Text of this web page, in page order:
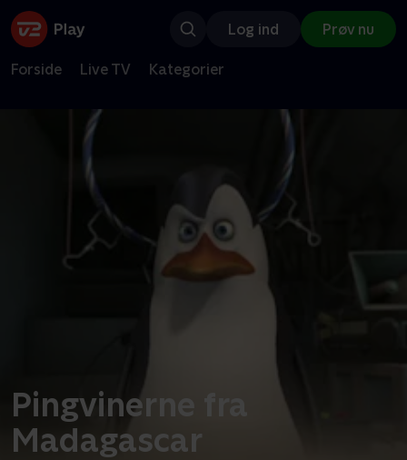
Log ind Prøv nu
Forside Live TV Kategorier
Pingvinerne fra
Madagascar